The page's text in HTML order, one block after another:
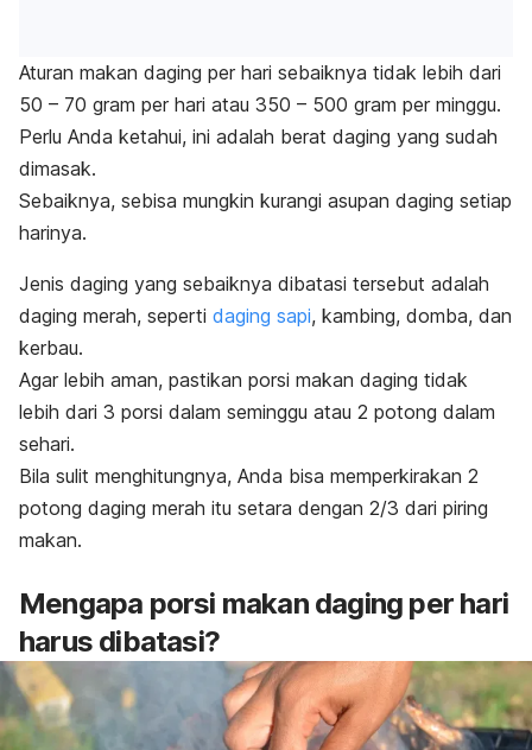
Aturan makan daging per hari sebaiknya tidak lebih dari
50 – 70 gram per hari atau 350 – 500 gram per minggu.
Perlu Anda ketahui, ini adalah berat daging yang sudah
dimasak.
Sebaiknya, sebisa mungkin kurangi asupan daging setiap
harinya.
Jenis daging yang sebaiknya dibatasi tersebut adalah
daging merah, seperti daging sapi, kambing, domba, dan
kerbau.
Agar lebih aman, pastikan porsi makan daging tidak
lebih dari 3 porsi dalam seminggu atau 2 potong dalam
sehari.
Bila sulit menghitungnya, Anda bisa memperkirakan 2
potong daging merah itu setara dengan 2/3 dari piring
makan.
Mengapa porsi makan daging per hari
harus dibatasi?